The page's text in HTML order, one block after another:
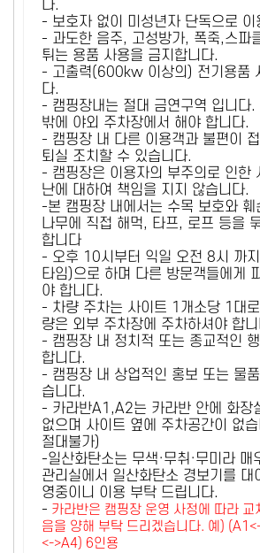
다.
- 보호자 없이 미성년자 단독으로 이
- 과도한 음주, 고성방가, 폭죽,스파
튀는 용품 사용을 금지합니다.
- 고출력(600kw 이상의) 전기용품
다.
- 캠핑장내는 절대 금연구역 입니다.
밖에 야외 주차장에서 해야 합니다.
- 캠핑장 내 다른 이용객과 불편이
퇴실 조치할 수 있습니다.
- 캠핑장은 이용자의 부주의로 인한
난에 대하여 책임을 지지 않습니다.
-본 캠핑장 내에서는 수목 보호와 훼
나무에 직접 해먹, 타프, 로프 등을
합니다
- 오후 10시부터 익일 오전 8시 까
타임)으로 하며 다른 방문객들에게
야 합니다.
- 차량 주차는 사이트 1개소당 1대
량은 외부 주차장에 주차하셔야 합니
- 캠핑장 내 정치적 또는 종교적인
합니다.
- 캠핑장 내 상업적인 홍보 또는 물
습니다.
- 카라반A1,A2는 카라반 안에 화장
없으며 사이트 옆에 주차공간이 없
절대불가)
-일산화탄소는 무색·무취·무미라 매
관리실에서 일산화탄소 경보기를 대
영중이니 이용 부탁 드립니다.
- 카라반은 캠핑장 운영 사정에 따라 교
음을 양해 부탁 드리겠습니다. 예)
<->A4) 6인용